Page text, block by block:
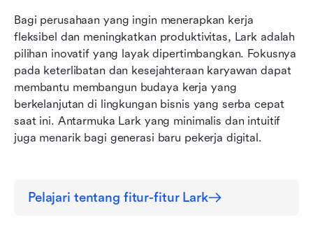
Bagi perusahaan yang ingin menerapkan kerja
fleksibel dan meningkatkan produktivitas, Lark adalah
pilihan inovatif yang layak dipertimbangkan. Fokusnya
pada keterlibatan dan kesejahteraan karyawan dapat
membantu membangun budaya kerja yang
berkelanjutan di lingkungan bisnis yang serba cepat
saat ini. Antarmuka Lark yang minimalis dan intuitif
juga menarik bagi generasi baru pekerja digital.
Pelajari tentang fitur-fitur Lark